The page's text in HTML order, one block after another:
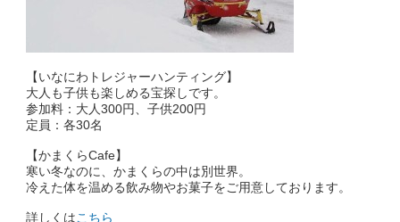
【いなにわトレジャーハンティング】
大人も子供も楽しめる宝探しです。
参加料：大人300円、子供200円
定員：各30名
【かまくらCafe】
寒い冬なのに、かまくらの中は別世界。
冷えた体を温める飲み物やお菓子をご用意しております。
詳しくはこちら